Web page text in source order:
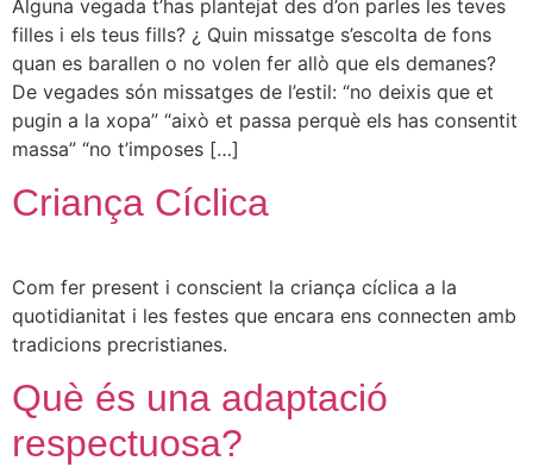
Alguna vegada t’has plantejat des d’on parles les teves
filles i els teus fills? ¿ Quin missatge s’escolta de fons
quan es barallen o no volen fer allò que els demanes?
De vegades són missatges de l’estil: “no deixis que et
pugin a la xopa” “això et passa perquè els has consentit
massa” “no t’imposes […]
Criança Cíclica
Com fer present i conscient la criança cíclica a la
quotidianitat i les festes que encara ens connecten amb
tradicions precristianes.
Què és una adaptació
respectuosa?